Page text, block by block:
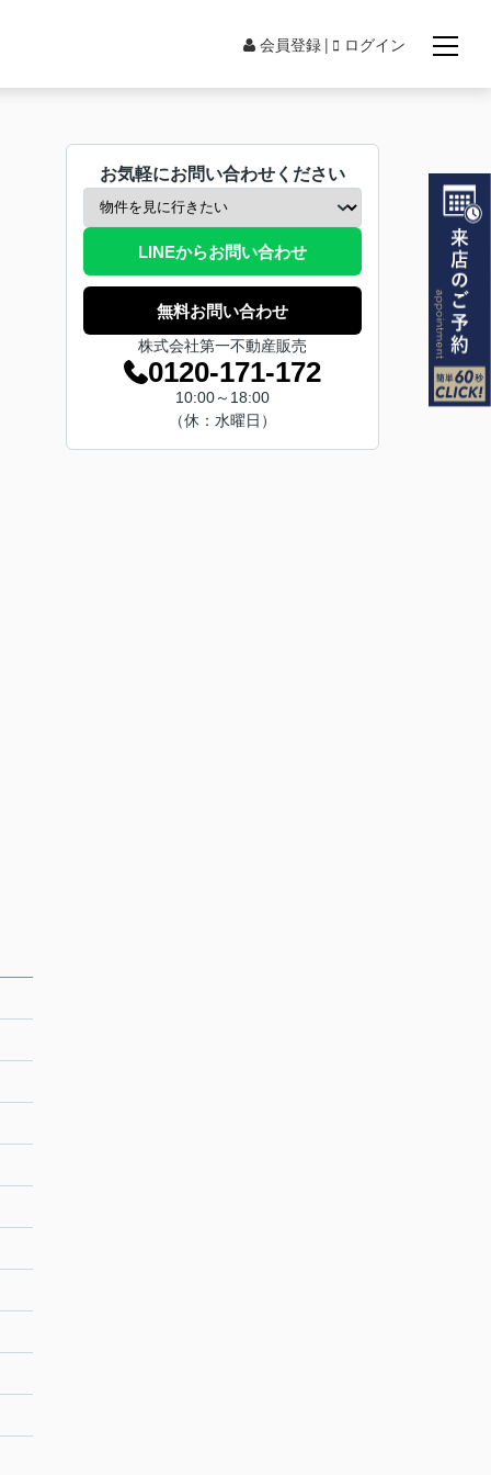
会員登録 ログイン
お気軽にお問い合わせください
LINEからお問い合わせ
無料お問い合わせ
株式会社第一不動産販売
0120-171-172
10:00～18:00
（休：水曜日）